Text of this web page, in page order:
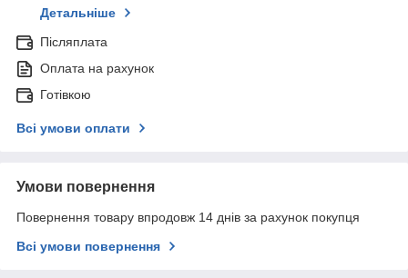
Детальніше
Післяплата
Оплата на рахунок
Готівкою
Всі умови оплати
Умови повернення
Повернення товару впродовж 14 днів за рахунок покупця
Всі умови повернення